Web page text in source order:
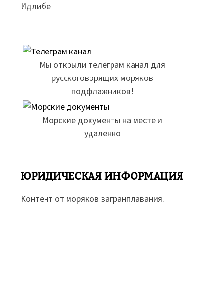
Идлибе
Мы открыли телеграм канал для
русскоговорящих моряков
подфлажников!
Морские документы на месте и
удаленно
ЮРИДИЧЕСКАЯ ИНФОРМАЦИЯ
Контент от моряков загранплавания.